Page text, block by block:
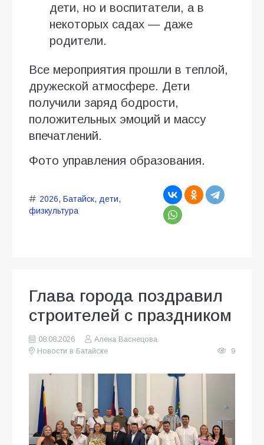
дети, но и воспитатели, а в
некоторых садах — даже
родители.
Все мероприятия прошли в теплой,
дружеской атмосфере. Дети
получили заряд бодрости,
положительных эмоций и массу
впечатлений.
Фото управления образования.
2026, Батайск, дети,
физкультура
Глава города поздравил
строителей с праздником
08.08.2026
Алена Васнецова
Новости в Батайске
9